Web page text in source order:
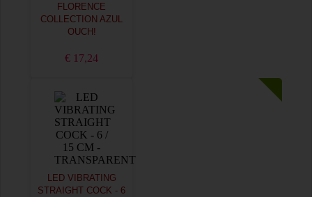
FLORENCE
COLLECTION AZUL
OUCH!
€ 17,24
LED VIBRATING
STRAIGHT COCK - 6